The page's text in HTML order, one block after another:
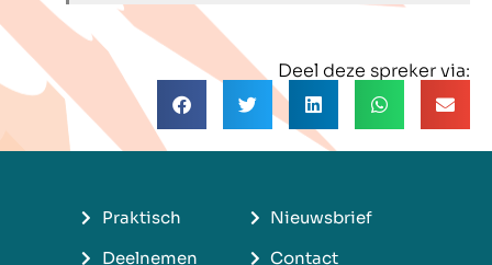
Deel deze spreker via:
Praktisch
Deelnemen
Nieuwsbrief
Contact